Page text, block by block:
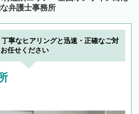
弁護士事務所
丁寧なヒアリングと迅速・正確なご対
任せください